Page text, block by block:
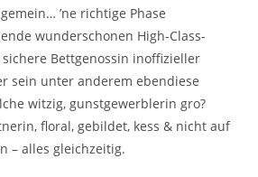
’ne richtige Phase
wunderschonen High-Class-
Bettgenossin inoffizieller
sein unter anderem ebendiese
witzig, gunstgewerblerin gro?
floral, gebildet, kess & nicht auf
– alles gleichzeitig.